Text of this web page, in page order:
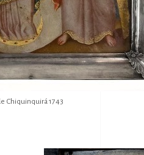
Chiquinquirá 1743